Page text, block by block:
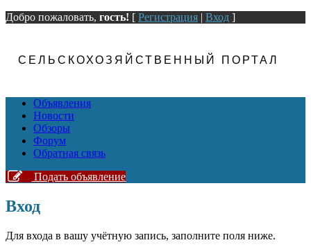
Добро пожаловать, гость! [ Регистрация | Вход ]
СЕЛЬСКОХОЗЯЙСТВЕННЫЙ ПОРТАЛ
Объявления
Новости
Обзоры
Форум
Обратная связь
Подать объявление
Вход
Для входа в вашу учётную запись, заполните поля ниже.